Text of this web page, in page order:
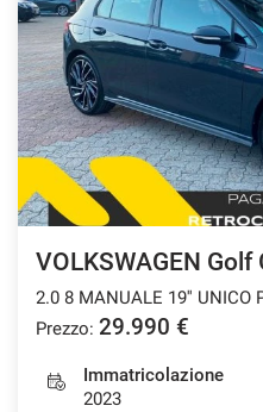
VOLKSWAGEN Golf
2.0 8 MANUALE 19'' UNICO
Prezzo: 29.990 €
Immatricolazione
2023